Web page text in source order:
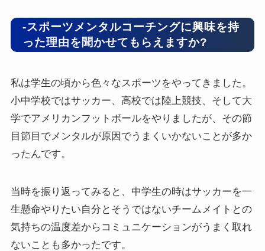
-スポーツメンタルコーチングに興味を持
った理由を聞かせてもらえますか?
私は学生の頃から色々なスポーツをやってきました。
小中学校ではサッカー、高校では陸上競技、そして大
学でアメリカンフットボールをやりましたが、その節
目節目でメンタルが原因でうまくいかないことが多か
ったんです。
当時を振り返ってみると、中学生の時はサッカーを一
生懸命やりたい自分とそうではないチームメイトとの
気持ちの温度差からコミュニケーションがうまく取れ
ないことも多かったです。